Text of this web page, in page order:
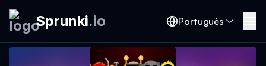
Sprunki.io Português